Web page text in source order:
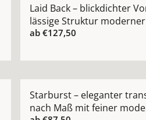
Laid Back – blickdichter
lässige Struktur
ab €127,50
Starburst – eleganter
nach Maß mit feiner